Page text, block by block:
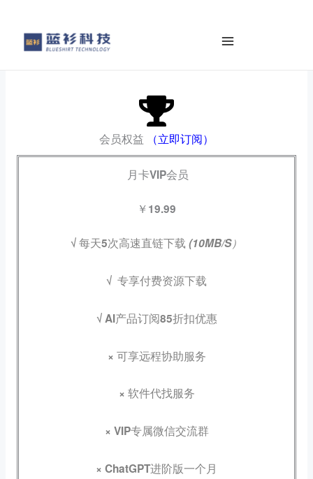
会员权益 （立即订阅）
月卡VIP会员
￥19.99
√ 每天5次高速直链下载 (10MB/S）
√ 专享付费资源下载
√ AI产品订阅85折扣优惠
× 可享远程协助服务
× 软件代找服务
× VIP专属微信交流群
× ChatGPT进阶版一个月